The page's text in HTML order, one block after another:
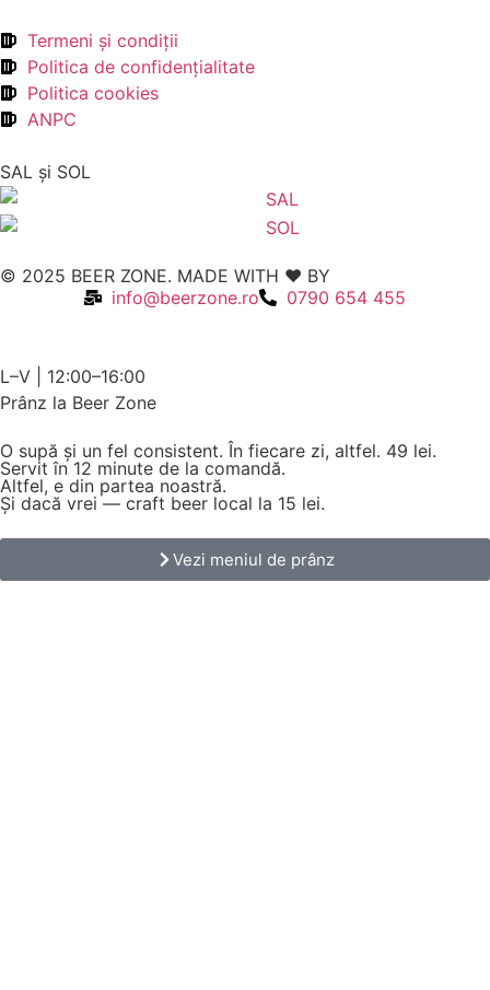
Termeni şi condiţii
Politica de confidenţialitate
Politica cookies
ANPC
SAL şi SOL
© 2025 BEER ZONE. MADE WITH ❤️ BY
info@beerzone.ro
0790 654 455
L–V | 12:00–16:00
Prânz la Beer Zone
O supă și un fel consistent. În fiecare zi, altfel. 49 lei.
Servit în 12 minute de la comandă.
Altfel, e din partea noastră.
Și dacă vrei — craft beer local la 15 lei.
Vezi meniul de prânz